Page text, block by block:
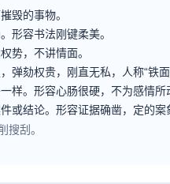
毁的事物。
形容书法刚键柔美。
势，不讲情面。
弹劾权贵，刚直无私，人称“铁
样。形容心肠很硬，不为感情所
或结论。形容证据确凿，定的
搜刮。